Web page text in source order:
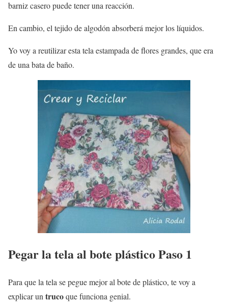
barniz casero puede tener una reacción.
En cambio, el tejido de algodón absorberá mejor los líquidos.
Yo voy a reutilizar esta tela estampada de flores grandes, que era
de una bata de baño.
Pegar la tela al bote plástico Paso 1
Para que la tela se pegue mejor al bote de plástico, te voy a
explicar un trucoque funciona genial.